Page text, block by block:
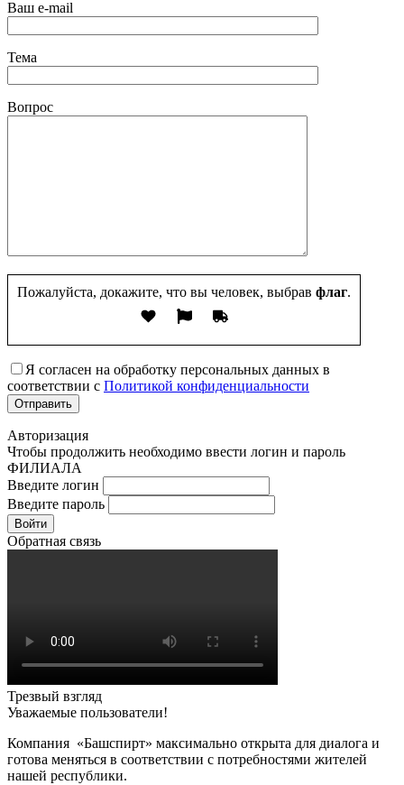
Ваш e-mail
Тема
Вопрос
Пожалуйста, докажите, что вы человек, выбрав флаг.
Я согласен на обработку персональных данных в
соответствии с Политикой конфиденциальности
Авторизация
Чтобы продолжить необходимо ввести логин и пароль
ФИЛИАЛА
Введите логин
Введите пароль
Войти
Обратная связь
Трезвый взгляд
Уважаемые пользователи!
Компания «Башспирт» максимально открыта для диалога и
готова меняться в соответствии с потребностями жителей
нашей республики.